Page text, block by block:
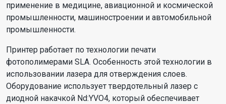
применение в медицине, авиационной и космической
промышленности, машиностроении и автомобильной
промышленности.
Принтер работает по технологии печати
фотополимерами SLA. Особенность этой технологии в
использовании лазера для отверждения слоев.
Оборудование использует твердотельный лазер с
диодной накачкой Nd:YVO4, который обеспечивает